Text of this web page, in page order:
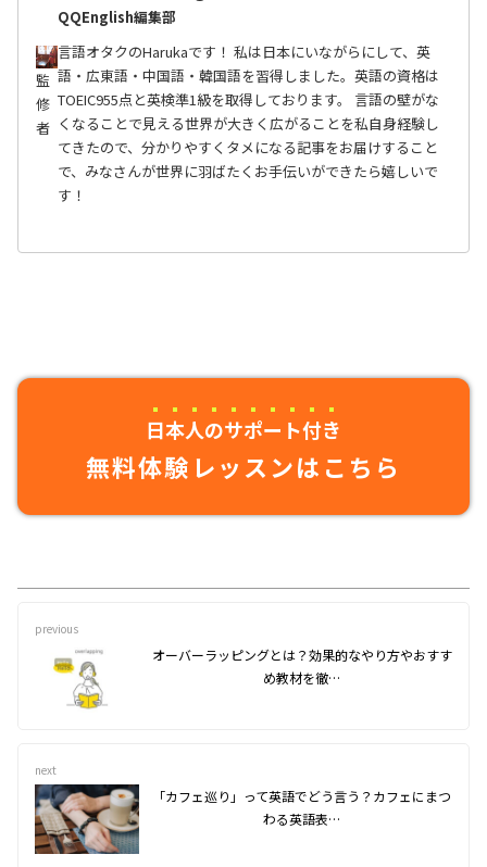
監
修
者
QQEnglish編集部
言語オタクのHarukaです！ 私は日本にいながらにして、英
語・広東語・中国語・韓国語を習得しました。英語の資格は
TOEIC955点と英検準1級を取得しております。 言語の壁がな
くなることで見える世界が大きく広がることを私自身経験し
てきたので、分かりやすくタメになる記事をお届けすること
で、みなさんが世界に羽ばたくお手伝いができたら嬉しいで
す！
日本人のサポート付き
無料体験レッスンはこちら
previous
オーバーラッピングとは？効果的なやり方やおすす
め教材を徹…
next
「カフェ巡り」って英語でどう言う？カフェにまつ
わる英語表…